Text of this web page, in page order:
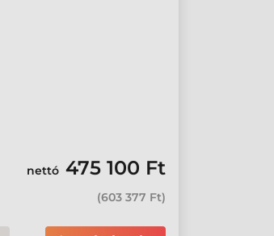
nettó 475 100 Ft
(603 377 Ft)